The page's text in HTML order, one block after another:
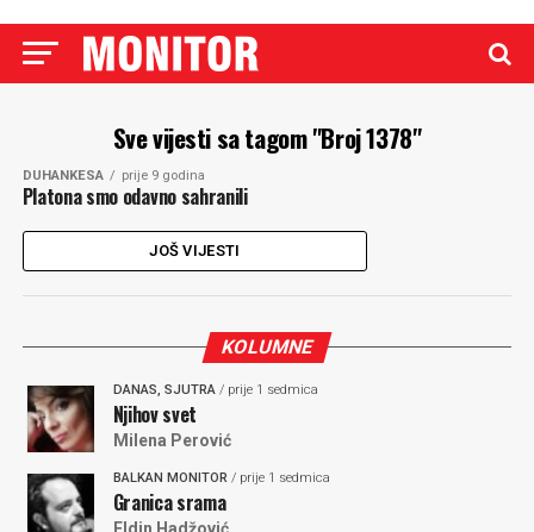
Sve vijesti sa tagom "Broj 1378"
DUHANKESA prije 9 godina
Platona smo odavno sahranili
JOŠ VIJESTI
KOLUMNE
DANAS, SJUTRA/ prije 1 sedmica
Njihov svet
Milena Perović
BALKAN MONITOR/ prije 1 sedmica
Granica srama